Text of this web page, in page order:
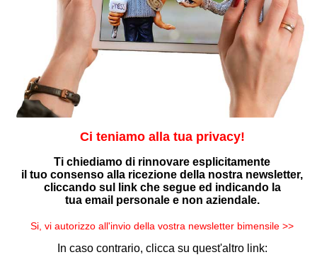
Ci teniamo alla tua privacy!
Ti chiediamo di rinnovare esplicitamente
il tuo consenso alla ricezione della nostra newsletter,
cliccando sul link che segue ed indicando la
tua email personale e non aziendale.
Si, vi autorizzo all'invio della vostra newsletter bimensile >>
In caso contrario, clicca su quest'altro link: